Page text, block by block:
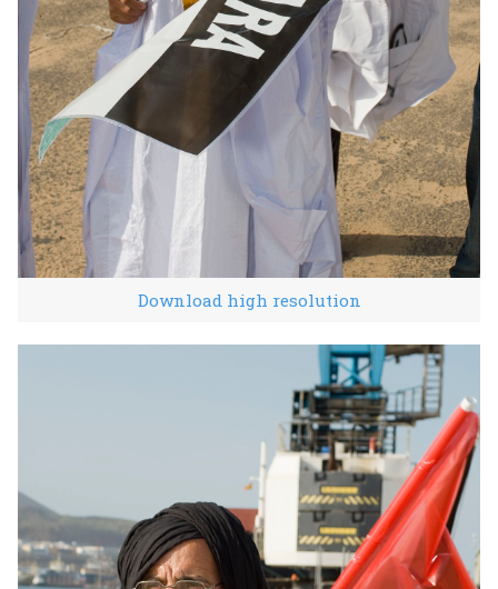
Download high resolution